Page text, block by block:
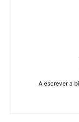
A escrever a